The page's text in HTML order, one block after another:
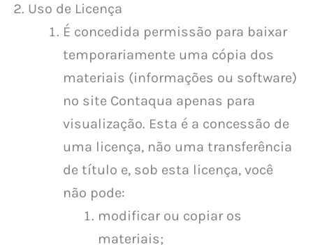
Uso de Licença
É concedida permissão para baixar
temporariamente uma cópia dos
materiais (informações ou software)
no site Contaqua apenas para
visualização. Esta é a concessão de
uma licença, não uma transferência
de título e, sob esta licença, você
não pode:
modificar ou copiar os
materiais;